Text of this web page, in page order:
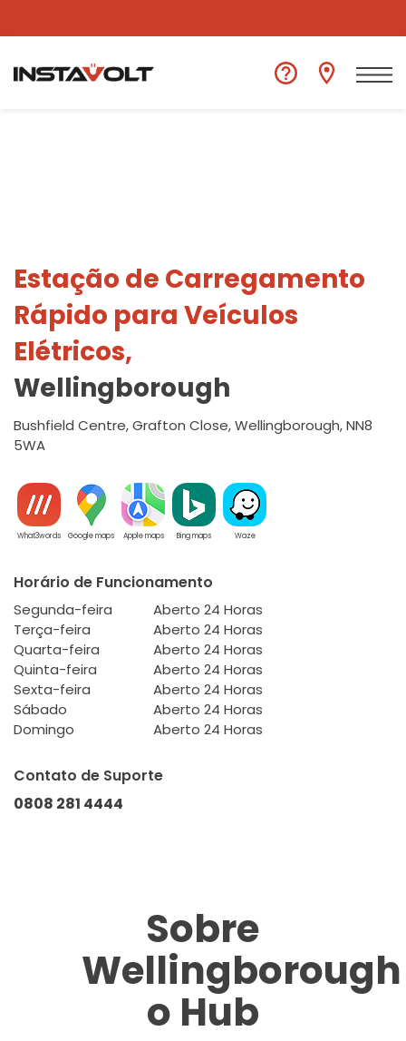
Ver outra localização
Estação de Carregamento
Rápido para Veículos
Elétricos,
Wellingborough
Bushfield Centre, Grafton Close, Wellingborough, NN8
5WA
What3words Google maps Apple maps Bing maps Waze
Horário de Funcionamento
Segunda-feira
Aberto 24 Horas
Terça-feira
Aberto 24 Horas
Quarta-feira
Aberto 24 Horas
Quinta-feira
Aberto 24 Horas
Sexta-feira
Aberto 24 Horas
Sábado
Aberto 24 Horas
Domingo
Aberto 24 Horas
Contato de Suporte
0808 281 4444
Sobre
Wellingborough
o Hub